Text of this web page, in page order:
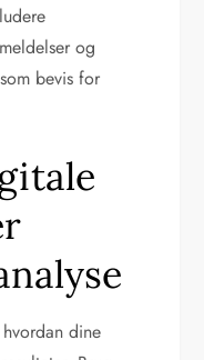
og
bevis for
dine